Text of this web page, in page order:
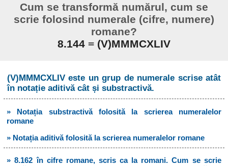
Cum se transformă numărul, cum se
scrie folosind numerale (cifre, numere)
romane?
8.144 = (V)MMMCXLIV
(V)MMMCXLIV este un grup de numerale scrise atât
în notație aditivă cât și substractivă.
» Notația substractivă folosită la scrierea numeralelor
romane
» Notația aditivă folosită la scrierea numeralelor romane
» 8.162 în cifre romane, scris ca la romani. Cum se scrie